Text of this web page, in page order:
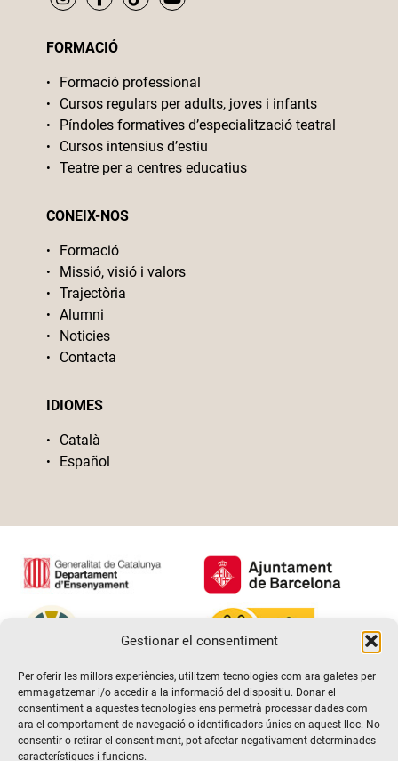
Gestionar el consentiment
Per oferir les millors experiències, utilitzem tecnologies com ara galetes per
emmagatzemar i/o accedir a la informació del dispositiu. Donar el
consentiment a aquestes tecnologies ens permetrà processar dades com
ara el comportament de navegació o identificadors únics en aquest lloc. No
consentir o retirar el consentiment, pot afectar negativament determinades
característiques i funcions.
FORMACIÓ
Formació professional
Cursos regulars per adults, joves i infants
Píndoles formatives d’especialització teatral
Cursos intensius d’estiu
Teatre per a centres educatius
CONEIX-NOS
Formació
Missió, visió i valors
Trajectòria
Alumni
Noticies
Contacta
IDIOMES
Català
Español